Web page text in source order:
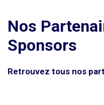
Nos
Sponsors
Retrouvez tous nos